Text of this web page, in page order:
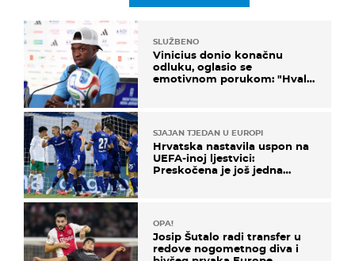
SLUŽBENO
Vinicius donio konačnu
odluku, oglasio se
emotivnom porukom: "Hvala
SJAJAN TJEDAN U EUROPI
Hrvatska nastavila uspon na
UEFA-inoj ljestvici:
Preskočena je još jedna
OPA!
Josip Šutalo radi transfer u
redove nogometnog diva i